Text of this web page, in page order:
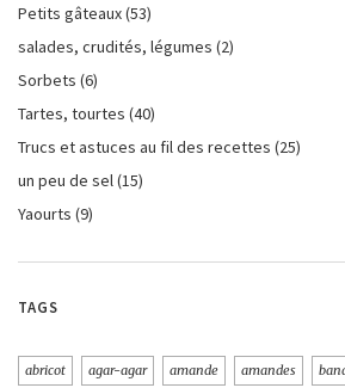
Petits gâteaux(53)
salades, crudités, légumes (2)
Sorbets (6)
Tartes, tourtes (40)
Trucs et astuces au fil des recettes (25)
un peu de sel(15)
Yaourts (9)
TAGS
abricot agar-agar amande amandes